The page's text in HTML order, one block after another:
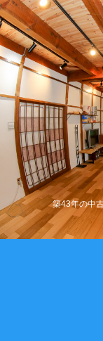
築43年の中